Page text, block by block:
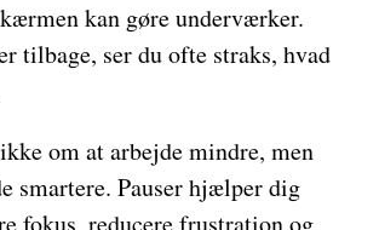
kan gøre underværker.
tilbage, ser du ofte straks, hvad
om at arbejde mindre, men
smartere. Pauser hjælper dig
fokus, reducere frustration og